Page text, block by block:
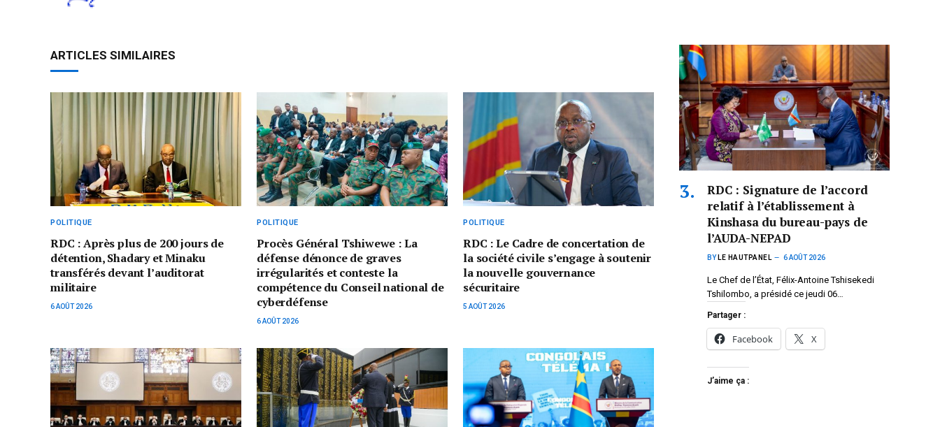
ARTICLES SIMILAIRES
POLITIQUE
RDC : Après plus de 200 jours de
détention, Shadary et Minaku
transférés devant l’auditorat
militaire
6 AOÛT 2026
POLITIQUE
Procès Général Tshiwewe : La
défense dénonce de graves
irrégularités et conteste la
compétence du Conseil national de
cyberdéfense
6 AOÛT 2026
POLITIQUE
RDC : Le Cadre de concertation de
la société civile s’engage à soutenir
la nouvelle gouvernance
sécuritaire
5 AOÛT 2026
RDC : Signature de l’accord
relatif à l’établissement à
Kinshasa du bureau-pays de
l’AUDA-NEPAD
BY LE HAUTPANEL 6 AOÛT 2026
Le Chef de l’État, Félix-Antoine Tshisekedi
Tshilombo, a présidé ce jeudi 06…
Partager :
Facebook X
J’aime ça :